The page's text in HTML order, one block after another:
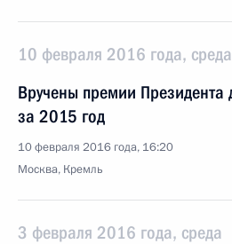
10 февраля 2016 года, среда
Вручены премии Президента
за 2015 год
10 февраля 2016 года, 16:20
Москва, Кремль
3 февраля 2016 года, среда